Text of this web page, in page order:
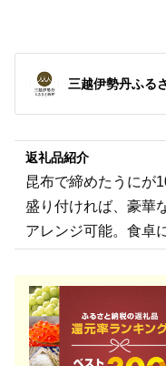
三越伊勢丹ふる
返礼品紹介
昆布で締めたうにが
盛り付ければ、豪華
アレンジ可能。食卓